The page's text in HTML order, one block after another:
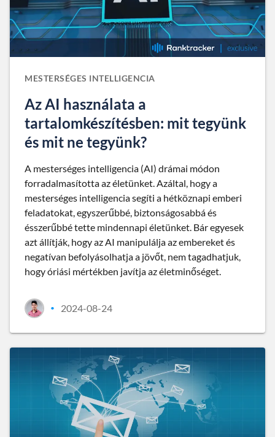
MESTERSÉGES INTELLIGENCIA
Az AI használata a
tartalomkészítésben: mit tegyünk
és mit ne tegyünk?
A mesterséges intelligencia (AI) drámai módon
forradalmasította az életünket. Azáltal, hogy a
mesterséges intelligencia segíti a hétköznapi emberi
feladatokat, egyszerűbbé, biztonságosabbá és
ésszerűbbé tette mindennapi életünket. Bár egyesek
azt állítják, hogy az AI manipulálja az embereket és
negatívan befolyásolhatja a jövőt, nem tagadhatjuk,
hogy óriási mértékben javítja az életminőséget.
• 2024-08-24